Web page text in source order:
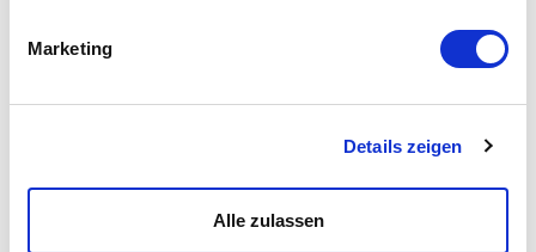
Marketing
Details zeigen
Alle zulassen
Neugierig auf mehr?